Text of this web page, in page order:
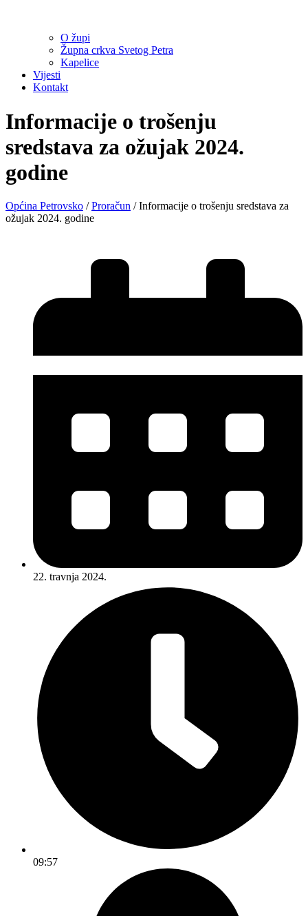
O župi
Župna crkva Svetog Petra
Kapelice
Vijesti
Kontakt
Informacije o trošenju
sredstava za ožujak 2024.
godine
Općina Petrovsko /Proračun /Informacije o trošenju sredstava za
ožujak 2024. godine
22. travnja 2024.
09:57